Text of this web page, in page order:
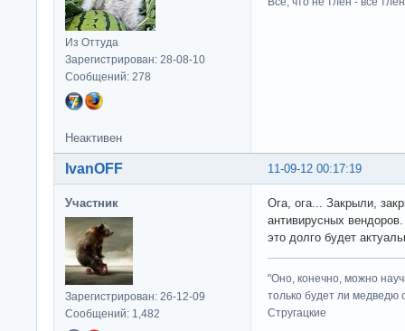
Из Оттуда
Зарегистрирован: 28-08-10
Сообщений: 278
Неактивен
11-09-12 00:17:19
IvanOFF
Участник
Зарегистрирован: 26-12-09
Сообщений: 1,482
Ога, ога... Закрыли,
антивирусных
это долго будет
"Оно, конечно, можно
только будет ли медведю
Стругацкие